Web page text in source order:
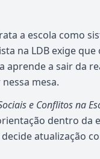
a escola como
na LDB exige
aprende a sair da
mesa.
e Conflitos na
dentro da
atualização